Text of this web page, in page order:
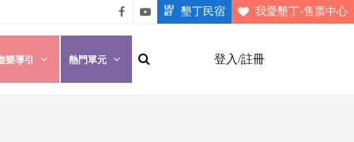
悠遊
墾丁
粉絲
墾丁
墾丁民宿 我愛墾丁-售票中心
登入/註冊
樂導引 熱門單元